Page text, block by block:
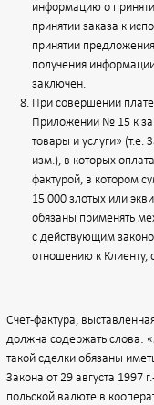
информацию о
принятии заказа к
принятии
получения
заключен.
При совершении
Приложении № 15 к
товары и услуги» (т.е.
изм.), в которых
фактурой, в котором
15 000 злотых или
обязаны применять
с действующим
отношению к
Счет-фактура,
должна содержать слова:
такой сделки обязаны
Закона от 29 августа 1997
польской валюте в